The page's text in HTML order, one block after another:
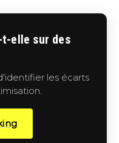
elle sur des
les écarts